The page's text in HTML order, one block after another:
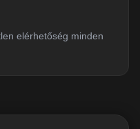
elérhetőség minden